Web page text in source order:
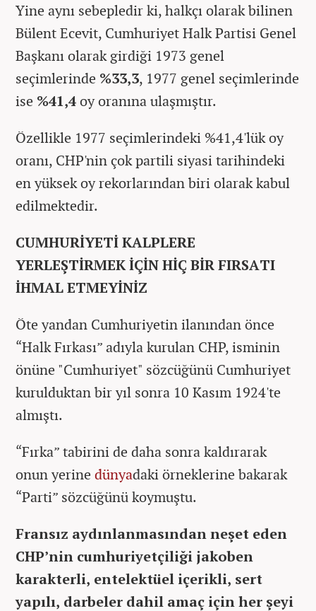
Yine aynı sebepledir ki, halkçı olarak bilinen
Bülent Ecevit, Cumhuriyet Halk Partisi Genel
Başkanı olarak girdiği 1973 genel
seçimlerinde %33,3, 1977 genel seçimlerinde
ise %41,4oy oranına ulaşmıştır.
Özellikle 1977 seçimlerindeki %41,4'lük oy
oranı, CHP'nin çok partili siyasi tarihindeki
en yüksek oy rekorlarından biri olarak kabul
edilmektedir.
CUMHURİYETİ KALPLERE
YERLEŞTİRMEK İÇİN HİÇ BİR FIRSATI
İHMAL ETMEYİNİZ
Öte yandan Cumhuriyetin ilanından önce
“Halk Fırkası” adıyla kurulan CHP, isminin
önüne "Cumhuriyet" sözcüğünü Cumhuriyet
kurulduktan bir yıl sonra 10 Kasım 1924'te
almıştı.
“Fırka” tabirini de daha sonra kaldırarak
onun yerine dünyadaki örneklerine bakarak
“Parti” sözcüğünü koymuştu.
Fransız aydınlanmasından neşet eden
CHP’nin cumhuriyetçiliği jakoben
karakterli, entelektüel içerikli, sert
yapılı, darbeler dahil amaç için her şeyi